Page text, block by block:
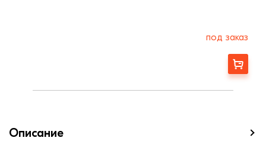
под заказ
Заказать
Описание